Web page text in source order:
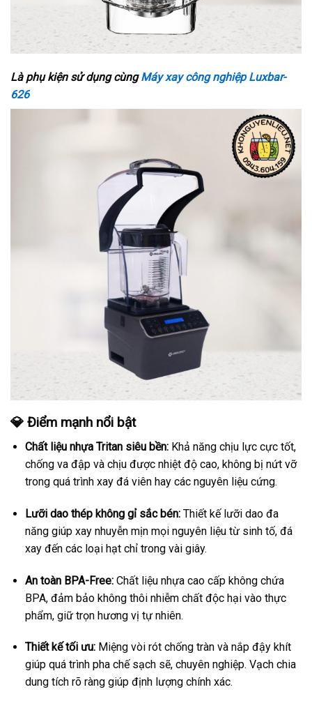
Là phụ kiện sử dụng cùngMáy xay công nghiệp Luxbar-
626
💎 Điểm mạnh nổi bật
Chất liệu nhựa Tritan siêu bền:Khả năng chịu lực cực tốt,
chống va đập và chịu được nhiệt độ cao, không bị nứt vỡ
trong quá trình xay đá viên hay các nguyên liệu cứng.
Lưỡi dao thép không gỉ sắc bén:Thiết kế lưỡi dao đa
năng giúp xay nhuyễn mịn mọi nguyên liệu từ sinh tố, đá
xay đến các loại hạt chỉ trong vài giây.
An toàn BPA-Free:Chất liệu nhựa cao cấp không chứa
BPA, đảm bảo không thôi nhiễm chất độc hại vào thực
phẩm, giữ trọn hương vị tự nhiên.
Thiết kế tối ưu:Miệng vòi rót chống tràn và nắp đậy khít
giúp quá trình pha chế sạch sẽ, chuyên nghiệp. Vạch chia
dung tích rõ ràng giúp định lượng chính xác.